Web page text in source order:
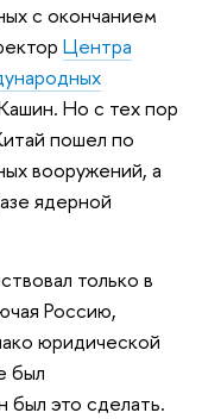
с окончанием
Центра
Но с тех пор
пошел по
вооружений, а
ядерной
только в
Россию,
юридической
был
был это сделать.